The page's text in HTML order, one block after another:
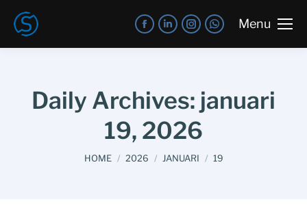
Menu
Daily Archives: januari
19, 2026
You are here:
HOME 2026 JANUARI 19